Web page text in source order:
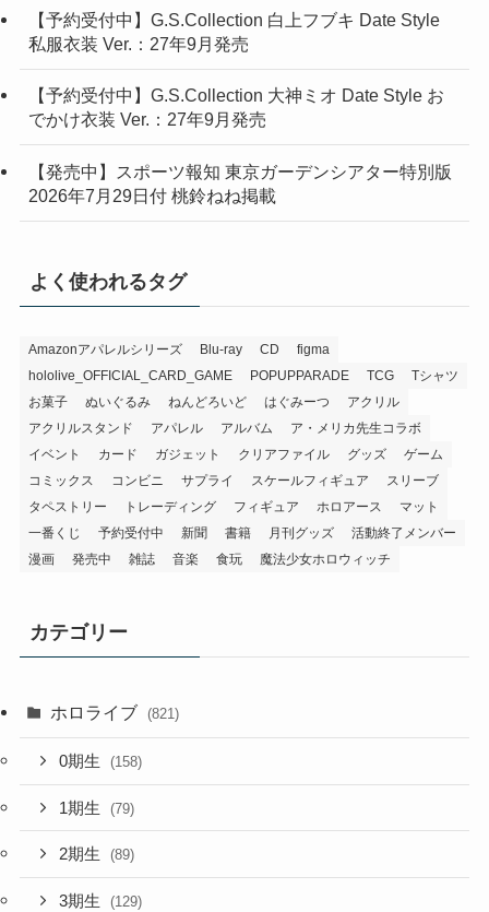
【予約受付中】G.S.Collection 白上フブキ Date Style
私服衣装 Ver.：27年9月発売
【予約受付中】G.S.Collection 大神ミオ Date Style お
でかけ衣装 Ver.：27年9月発売
【発売中】スポーツ報知 東京ガーデンシアター特別版
2026年7月29日付 桃鈴ねね掲載
よく使われるタグ
Amazonアパレルシリーズ Blu-ray CD
figma
hololive_OFFICIAL_CARD_GAME
POPUPPARADE TCG
Tシャツ
お菓子
ぬいぐるみ ねんどろいど はぐみーつ
アクリル
アクリルスタンド
アパレル アルバム
ア・メリカ先生コラボ
イベント
カード ガジェット クリアファイル グッズ
ゲーム
コミックス
コンビニ サプライ スケールフィギュア
スリーブ
タペストリー
トレーディング フィギュア ホロアース
マット
一番くじ
予約受付中 新聞 書籍 月刊グッズ
活動終了メンバー
漫画
発売中 雑誌 音楽 食玩 魔法少女ホロウィッチ
カテゴリー
ホロライブ (821)
0期生 (158)
1期生 (79)
2期生 (89)
3期生 (129)